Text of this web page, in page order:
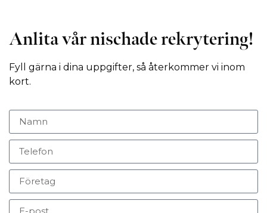
Anlita vår nischade rekrytering!
Fyll gärna i dina uppgifter, så återkommer vi inom
kort.